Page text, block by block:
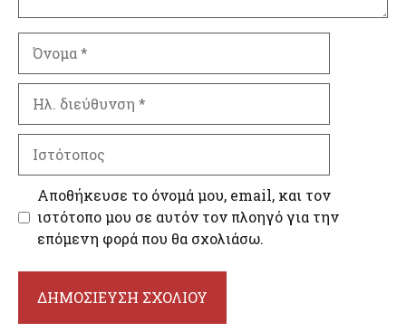
διεύθυνση
Αποθήκευσε το όνομά μου, email, και τον
ιστότοπο μου σε αυτόν τον πλοηγό για την
επόμενη φορά που θα σχολιάσω.